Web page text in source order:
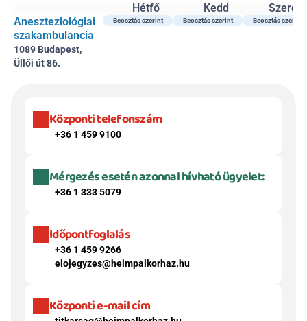
Hétfő Kedd
Szerda
Aneszteziológiai
szakambulancia
1089 Budapest,
Üllői út 86.
Beosztás szerint Beosztás szerint Beosztás szerint
Központi telefonszám
+36 1 459 9100
Mérgezés esetén azonnal hívható ügyelet:
+36 1 333 5079
Időpontfoglalás
+36 1 459 9266
elojegyzes@heimpalkorhaz.hu
Központi e-mail cím